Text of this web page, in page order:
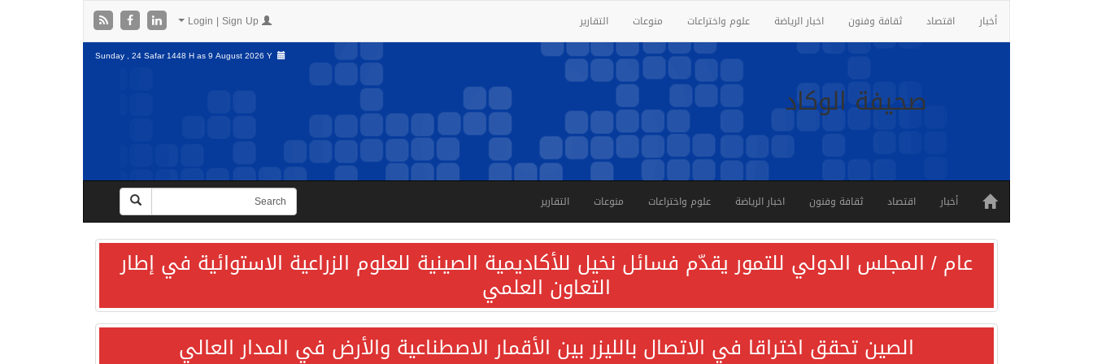
أخبار اقتصاد ثقافة وفنون اخبار الرياضة علوم واختراعات منوعات التقارير
صحيفة الوكاد
Sunday , 24 Safar 1448 H as9 August 2026 Y
أخبار اقتصاد ثقافة وفنون اخبار الرياضة علوم واختراعات منوعات التقارير
عام / المجلس الدولي للتمور يقدّم فسائل نخيل للأكاديمية الصينية للعلوم الزراعية الاستوائية في إطار
التعاون العلمي
الصين تحقق اختراقا في الاتصال بالليزر بين الأقمار الاصطناعية والأرض في المدار العالي